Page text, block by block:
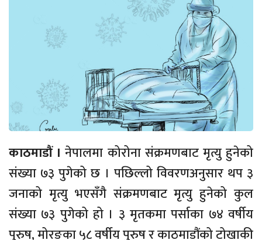
काठमाडौं ।नेपालमा कोरोना संक्रमणबाट मृत्यु हुनेको
संख्या ७३ पुगेको छ । पछिल्लो विवरणअनुसार थप ३
जनाको मृत्यु भएसँगै संक्रमणबाट मृत्यु हुनेको कुल
संख्या ७३ पुगेको हो । ३ मृतकमा पर्साका ७४ वर्षीय
पुरुष, मोरङका ५८ वर्षीय पुरुष र काठमाडौंको टोखाकी